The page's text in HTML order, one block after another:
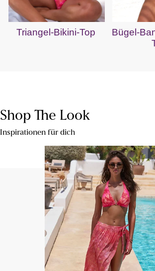
Triangel-Bikini-Top
Bügel-
Shop The Look
Inspirationen für dich